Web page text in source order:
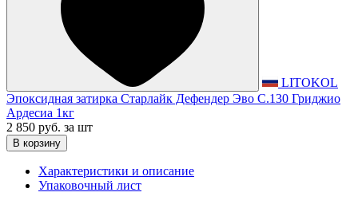
LITOKOL
Эпоксидная затирка Старлайк Дефендер Эво С.130 Гриджио
Ардесиа 1кг
2 850 руб. за шт
В корзину
Характеристики и описание
Упаковочный лист